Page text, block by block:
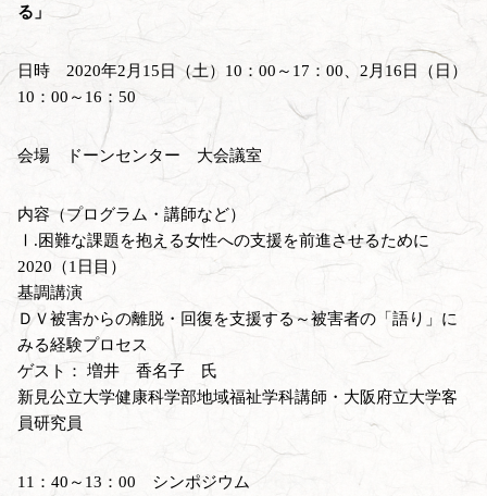
る」
日時 2020年2月15日（土）10：00～17：00、2月16日（日）
10：00～16：50
会場 ドーンセンター 大会議室
内容（プログラム・講師など）
Ⅰ.困難な課題を抱える女性への支援を前進させるために
2020（1日目）
基調講演
ＤＶ被害からの離脱・回復を支援する～被害者の「語り」に
みる経験プロセス
ゲスト： 増井 香名子 氏
新見公立大学健康科学部地域福祉学科講師・大阪府立大学客
員研究員
11：40～13：00 シンポジウム